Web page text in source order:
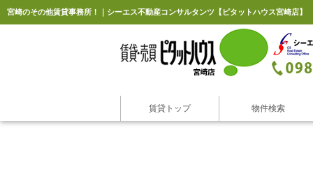
宮崎のその他賃貸事務所！｜シーエス不動産コンサルタンツ【ピタットハウス宮崎店】
賃貸トップ 物件検索